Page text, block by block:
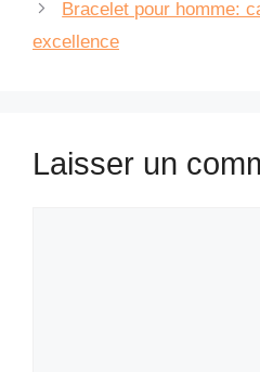
Bracelet pour homme:
excellence
Laisser un